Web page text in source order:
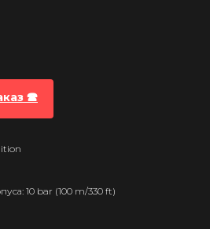
🕿
10 bar (100 m/330 ft)